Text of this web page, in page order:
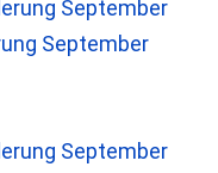
September